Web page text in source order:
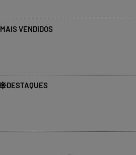
MAIS VENDIDOS
DESTAQUES